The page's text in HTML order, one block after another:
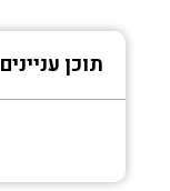
תוכן עניינים